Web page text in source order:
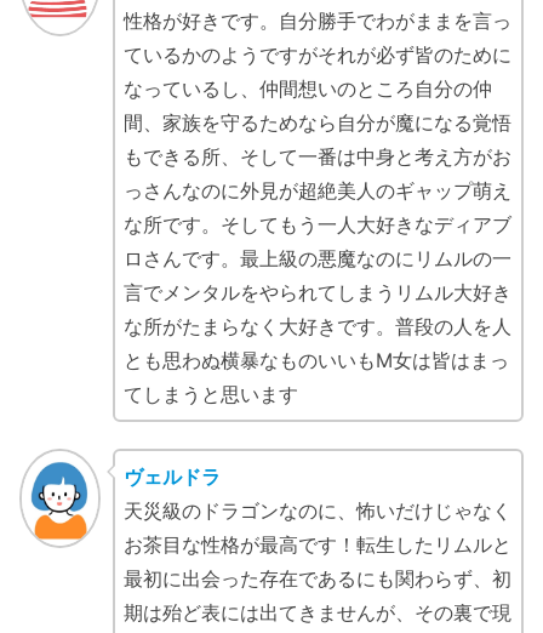
性格が好きです。自分勝手でわがままを言っ
ているかのようですがそれが必ず皆のために
なっているし、仲間想いのところ自分の仲
間、家族を守るためなら自分が魔になる覚悟
もできる所、そして一番は中身と考え方がお
っさんなのに外見が超絶美人のギャップ萌え
な所です。そしてもう一人大好きなディアブ
ロさんです。最上級の悪魔なのにリムルの一
言でメンタルをやられてしまうリムル大好き
な所がたまらなく大好きです。普段の人を人
とも思わぬ横暴なものいいもM女は皆はまっ
てしまうと思います
ヴェルドラ
天災級のドラゴンなのに、怖いだけじゃなく
お茶目な性格が最高です！転生したリムルと
最初に出会った存在であるにも関わらず、初
期は殆ど表には出てきませんが、その裏で現